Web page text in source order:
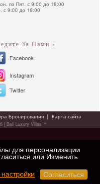
по Пят. с 9:00 до 18:00
с 9:00 до 18:00
За Нами »
Facebook
Instagram
Twitter
Бронирования Карта сайта
| Bali Luxury Villas™
для персонализации
или Изменить
Согласиться